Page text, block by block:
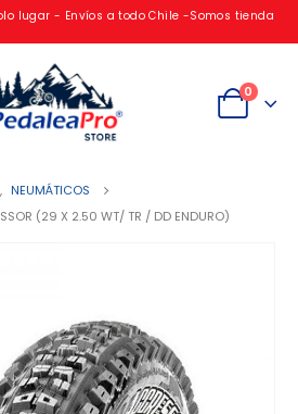
lugar - Envíos a todo Chile -Somos tienda
0
, NEUMÁTICOS
(29 X 2.50 WT/ TR / DD ENDURO)